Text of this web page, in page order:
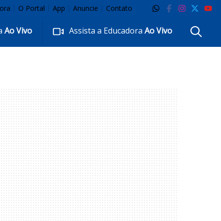
O Portal App Anuncie Contato
Ao Vivo Assista a EducadoraAo Vivo